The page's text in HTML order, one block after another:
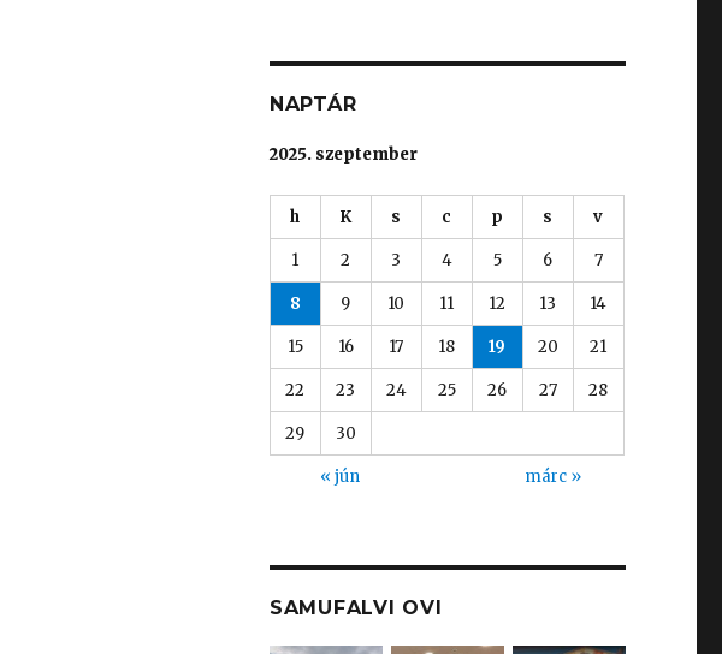
NAPTÁR
2025. szeptember
h K s c p s v
1 2 3 4 5 6 7
8 9 10 11 12 13 14
15 16 17 18 19 20 21
22 23 24 25 26 27 28
29 30
« jún márc »
SAMUFALVI OVI